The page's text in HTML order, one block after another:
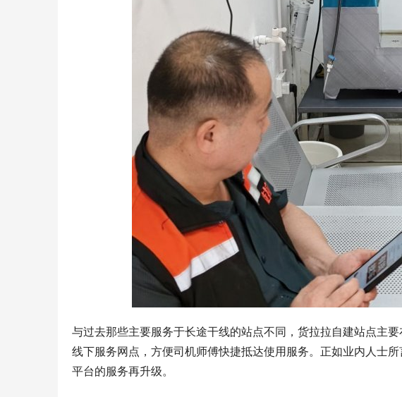
与过去那些主要服务于长途干线的站点不同，货拉拉自建站点主
线下服务网点，方便司机师傅快捷抵达使用服务。正如业内人士
平台的服务再升级。
形势一落千丈，“欧洲又一场战
崖边”